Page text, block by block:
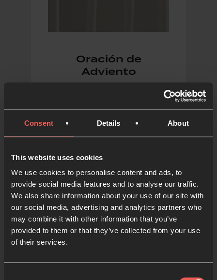
Consent Details About
This website uses cookies
We use cookies to personalise content and ads, to
provide social media features and to analyse our traffic.
We also share information about your use of our site with
our social media, advertising and analytics partners who
may combine it with other information that you’ve
provided to them or that they’ve collected from your use
of their services.
Oración de
Adviento